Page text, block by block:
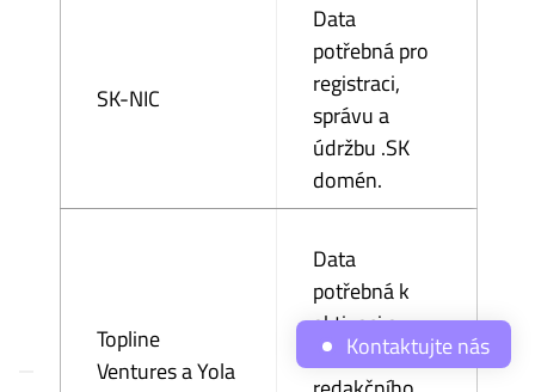
SK-NIC
Data
potřebná pro
registraci,
správu a
údržbu .SK
domén.
Topline
Ventures a Yola
Data
potřebná k
aktivaci a
provozu
Kontaktujte nás